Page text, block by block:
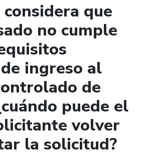
considera que
no cumple
ingreso al
de
puede el
volver
la solicitud?